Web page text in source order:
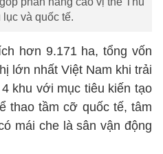
và quốc tế.
hơn 9.171 ha, tổng vốn
lớn nhất Việt Nam khi trải
khu với mục tiêu kiến tạo
thao tầm cỡ quốc tế, tâm
mái che là sân vận động